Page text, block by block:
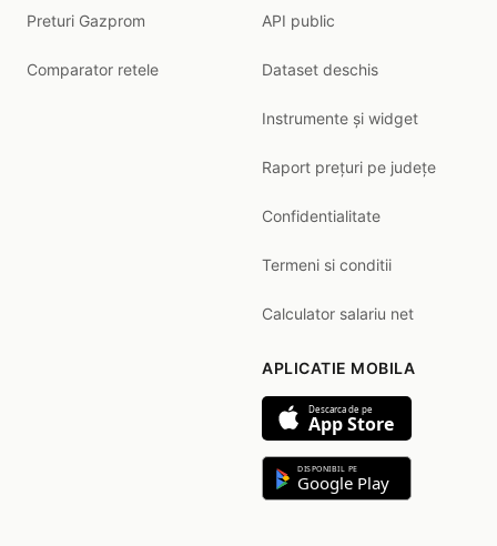
Preturi Gazprom
Comparator retele
API public
Dataset deschis
Instrumente și widget
Raport prețuri pe județe
Confidentialitate
Termeni si conditii
Calculator salariu net
APLICATIE MOBILA
Descarca de pe
App Store
DISPONIBIL PE
Google Play